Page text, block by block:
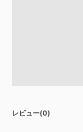
レビュー(0)